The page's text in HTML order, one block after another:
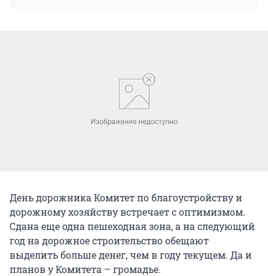
День дорожника Комитет по благоустройству и
дорожному хозяйству встречает с оптимизмом.
Сдана еще одна пешеходная зона, а на следующий
год на дорожное строительство обещают
выделить больше денег, чем в году текущем. Да и
планов у Комитета – громадье.